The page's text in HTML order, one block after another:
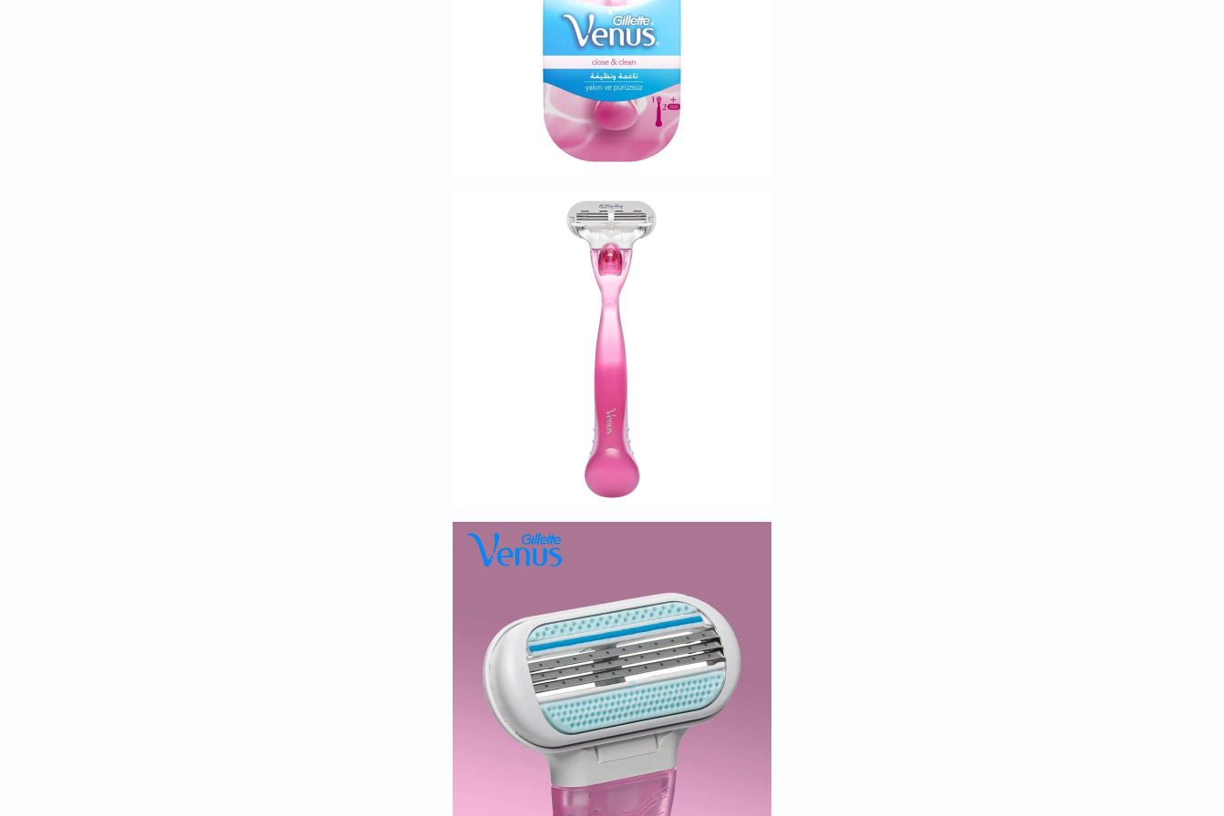
العظام
والمفاصل
المخ
والذاكرة
صحة
القلب
دعم
السكري
دعم
الكلى
والمسالك
البولية
دعم
الكبد
البروستاتا
الفيتامينات
مالتي
فيتامين
فيتامين
ج
فيتامين
د
فيتامين
هـ
المعادن
المغنيسيوم
الحديد